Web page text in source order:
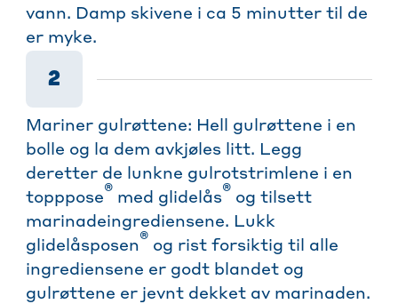
vann. Damp skivene i ca 5 minutter til de
er myke.
2
Mariner gulrøttene: Hell gulrøttene i en
bolle og la dem avkjøles litt. Legg
deretter de lunkne gulrotstrimlene i en
topppose® med glidelås® og tilsett
marinadeingrediensene. Lukk
glidelåsposen® og rist forsiktig til alle
ingrediensene er godt blandet og
gulrøttene er jevnt dekket av marinaden.